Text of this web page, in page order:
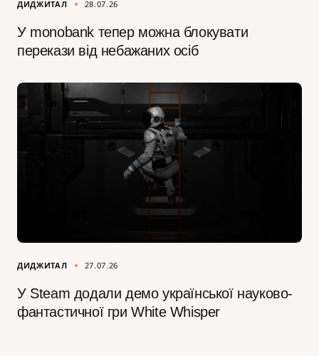
ДИДЖИТАЛ 28.07.26
У monobank тепер можна блокувати
перекази від небажаних осіб
ДИДЖИТАЛ 27.07.26
У Steam додали демо української науково-
фантастичної гри White Whisper